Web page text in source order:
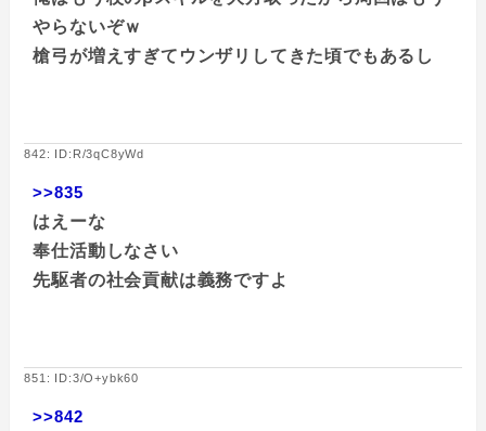
やらないぞｗ
槍弓が増えすぎてウンザリしてきた頃でもあるし
842: ID:R/3qC8yWd
>>835
はえーな
奉仕活動しなさい
先駆者の社会貢献は義務ですよ
851: ID:3/O+ybk60
>>842